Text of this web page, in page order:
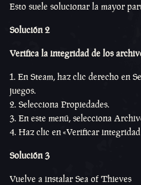
Esto suele solucionar la mayor
Solución 2
Verifica la integridad de los
En Steam, haz clic derecho en
juegos.
Selecciona Propiedades.
En este menú, selecciona
Haz clic en «Verificar integridad
Solución 3
Vuelve a instalar Sea of Thieves